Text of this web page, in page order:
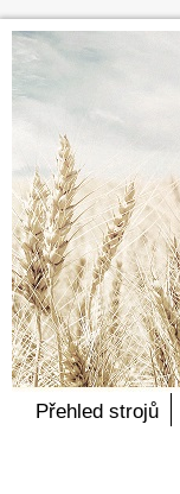
Přehled strojů